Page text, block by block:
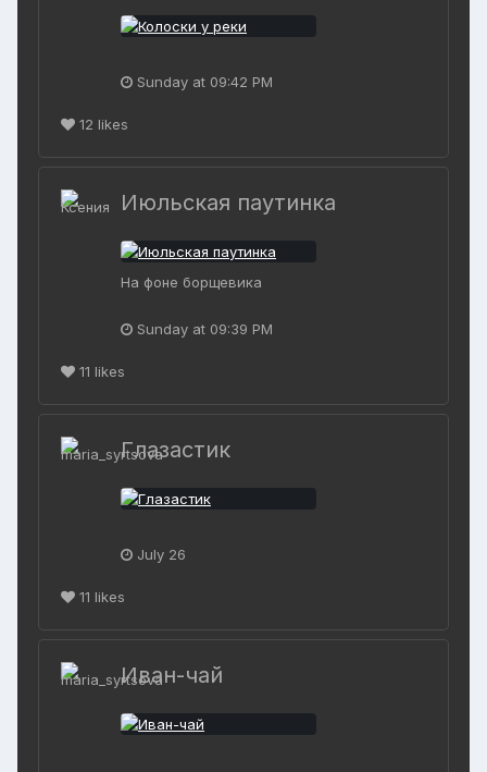
Sunday at 09:42 PM
12 likes
Июльская паутинка
На фоне борщевика
Sunday at 09:39 PM
11 likes
Глазастик
July 26
11 likes
Иван-чай